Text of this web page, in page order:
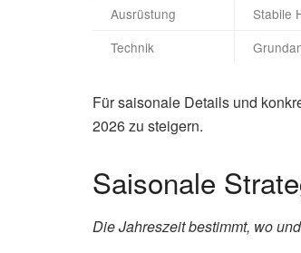
Ausrüstung
Stabile
Technik
Für saisonale Details und
2026 zu steigern.
Saisonale
Die Jahreszeit bestimmt, wo